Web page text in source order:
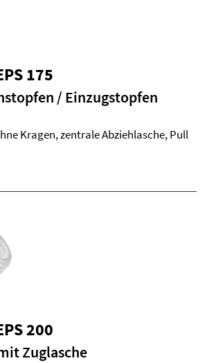
175
/ Einzugstopfen
Kragen, zentrale Abziehlasche, Pull
200
Zuglasche